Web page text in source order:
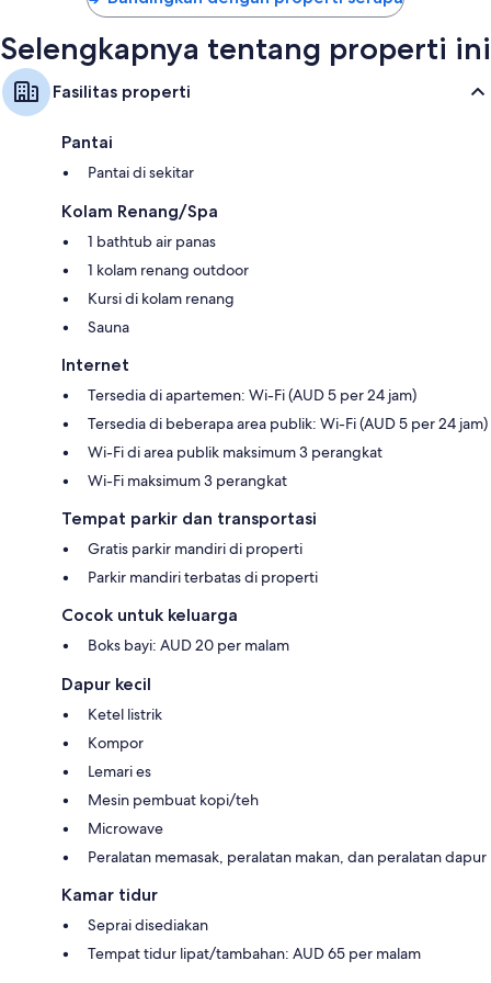
Selengkapnya tentang properti ini
Fasilitas properti
Pantai
Pantai di sekitar
Kolam Renang/Spa
1 bathtub air panas
1 kolam renang outdoor
Kursi di kolam renang
Sauna
Internet
Tersedia di apartemen: Wi-Fi (AUD 5 per 24 jam)
Tersedia di beberapa area publik: Wi-Fi (AUD 5 per 24 jam)
Wi-Fi di area publik maksimum 3 perangkat
Wi-Fi maksimum 3 perangkat
Tempat parkir dan transportasi
Gratis parkir mandiri di properti
Parkir mandiri terbatas di properti
Cocok untuk keluarga
Boks bayi: AUD 20 per malam
Dapur kecil
Ketel listrik
Kompor
Lemari es
Mesin pembuat kopi/teh
Microwave
Peralatan memasak, peralatan makan, dan peralatan dapur
Kamar tidur
Seprai disediakan
Tempat tidur lipat/tambahan: AUD 65 per malam